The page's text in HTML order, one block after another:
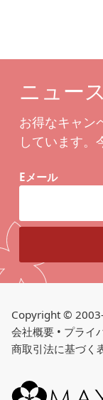
ニュー
お得なキャン
しています。
Eメール
Copyright ©
会社概要 • プライ
商取引法に基づく